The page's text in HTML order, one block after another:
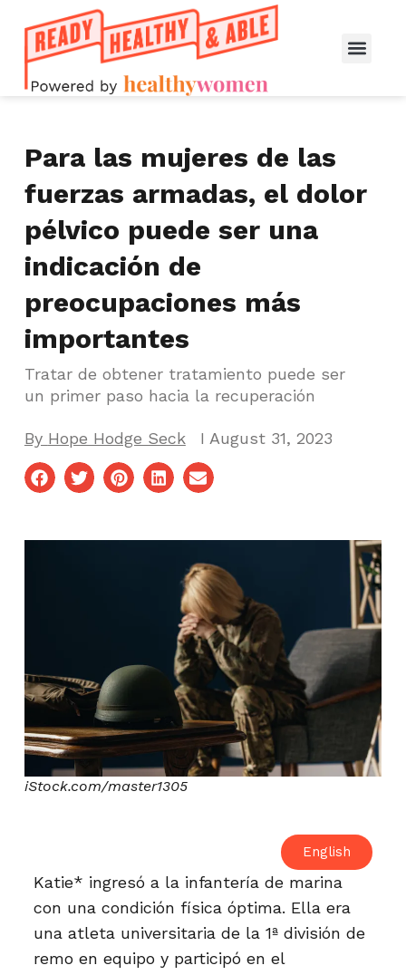
iStock.com/master1305
Para las mujeres de las
fuerzas armadas, el dolor
pélvico puede ser una
indicación de
preocupaciones más
importantes
Tratar de obtener tratamiento puede ser
un primer paso hacia la recuperación
By Hope Hodge Seck I August 31, 2023
English
Katie* ingresó a la infantería de marina
con una condición física óptima. Ella era
una atleta universitaria de la 1ª división de
remo en equipo y participó en el